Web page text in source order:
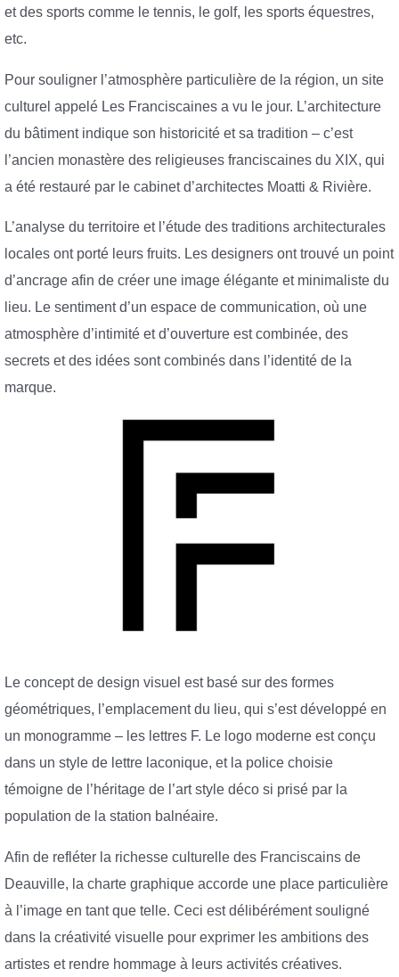
et des sports comme le tennis, le golf, les sports équestres,
etc.
Pour souligner l’atmosphère particulière de la région, un site
culturel appelé Les Franciscaines a vu le jour. L’architecture
du bâtiment indique son historicité et sa tradition – c’est
l’ancien monastère des religieuses franciscaines du XIX, qui
a été restauré par le cabinet d’architectes Moatti & Rivière.
L’analyse du territoire et l’étude des traditions architecturales
locales ont porté leurs fruits. Les designers ont trouvé un point
d’ancrage afin de créer une image élégante et minimaliste du
lieu. Le sentiment d’un espace de communication, où une
atmosphère d’intimité et d’ouverture est combinée, des
secrets et des idées sont combinés dans l’identité de la
marque.
Le concept de design visuel est basé sur des formes
géométriques, l’emplacement du lieu, qui s’est développé en
un monogramme – les lettres F. Le logo moderne est conçu
dans un style de lettre laconique, et la police choisie
témoigne de l’héritage de l’art style déco si prisé par la
population de la station balnéaire.
Afin de refléter la richesse culturelle des Franciscains de
Deauville, la charte graphique accorde une place particulière
à l’image en tant que telle. Ceci est délibérément souligné
dans la créativité visuelle pour exprimer les ambitions des
artistes et rendre hommage à leurs activités créatives.